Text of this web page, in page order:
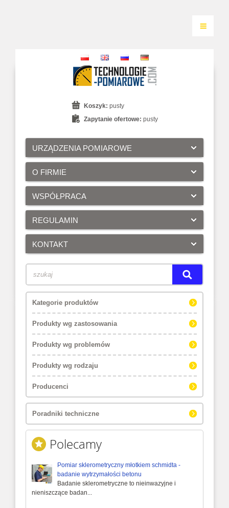
URZĄDZENIA POMIAROWE
O FIRMIE
WSPÓŁPRACA
REGULAMIN
KONTAKT
Koszyk: pusty
Zapytanie ofertowe: pusty
Kategorie produktów
Produkty wg zastosowania
Produkty wg problemów
Produkty wg rodzaju
Producenci
Poradniki techniczne
Polecamy
Pomiar sklerometryczny młotkiem schmidta -
badanie wytrzymałości betonu
Badanie sklerometryczne to nieinwazyjne i
nieniszczące badan...